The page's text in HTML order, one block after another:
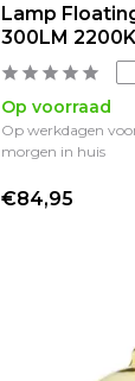
Lamp
300LM
Op voorraad
Op werkdagen
morgen in huis
€84,95